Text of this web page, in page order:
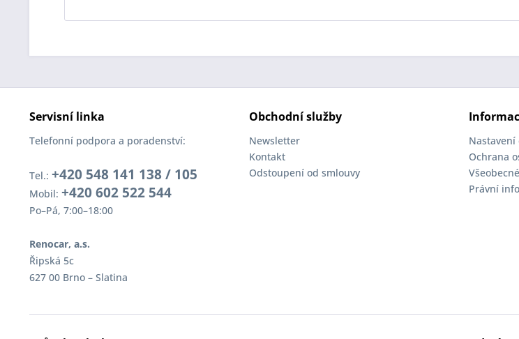
Servisní linka
Telefonní podpora a poradenství:
Tel.: +420 548 141 138 / 105
Mobil: +420 602 522 544
Po–Pá, 7:00–18:00
Renocar, a.s.
Řipská 5c
627 00 Brno – Slatina
Obchodní služby
Newsletter
Kontakt
Odstoupení od smlouvy
Nastavení
Ochrana
Právní